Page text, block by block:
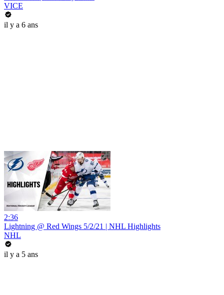
VICE
il y a 6 ans
2:36
Lightning @ Red Wings 5/2/21 | NHL Highlights
NHL
il y a 5 ans